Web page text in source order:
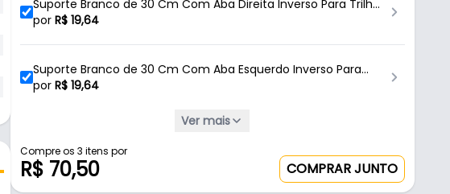
Suporte Branco de 30 Cm Com Aba Direita Inverso Para Trilho
Cremalheira
por R$ 19,64
Suporte Branco de 30 Cm Com Aba Esquerdo Inverso Para
Trilho Cremalheira
por R$ 19,64
por R$6,72
Ver mais
Compre os 3 itens por
R$ 70,50 COMPRAR JUNTO